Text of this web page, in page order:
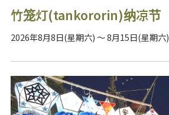
竹笼灯(tankororin)纳凉节
2026年8月8日(星期六) ～ 8月15日(星期六)